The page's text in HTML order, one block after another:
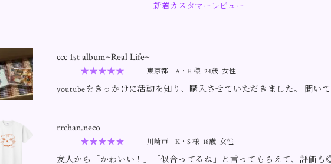
新着カスタマーレビュー
ccc 1st album~Real Life~
★★★★★ 東京都 A・H 様 24歳 女性
youtubeをきっかけに活動を知り、購入させていただきました。 聞い
rrchan.neco
★★★★★ 川崎市 K・S 様 18歳 女性
友人から「かわいい！」「似合ってるね」と言ってもらえて、評価も